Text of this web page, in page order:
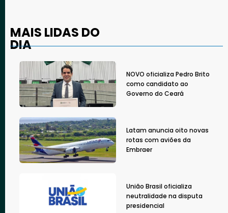
MAIS LIDAS DO
DIA
NOVO oficializa Pedro Brito
como candidato ao
Governo do Ceará
Latam anuncia oito novas
rotas com aviões da
Embraer
União Brasil oficializa
neutralidade na disputa
presidencial